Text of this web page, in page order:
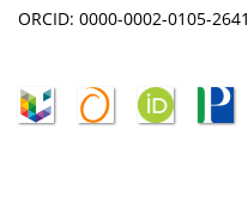
ORCID: 0000-0002-0105-2641